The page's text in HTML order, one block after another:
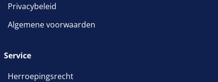
Privacybeleid
Algemene voorwaarden
Service
Herroepingsrecht